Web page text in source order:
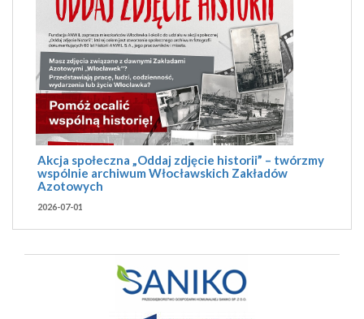
Akcja społeczna „Oddaj zdjęcie historii” – twórzmy
wspólnie archiwum Włocławskich Zakładów
Azotowych
2026-07-01